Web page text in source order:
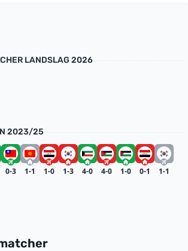
LANDSLAG 2026
2023/25
0-3 1-1 1-0 1-3 4-0 4-0 1-0 0-1 1-1